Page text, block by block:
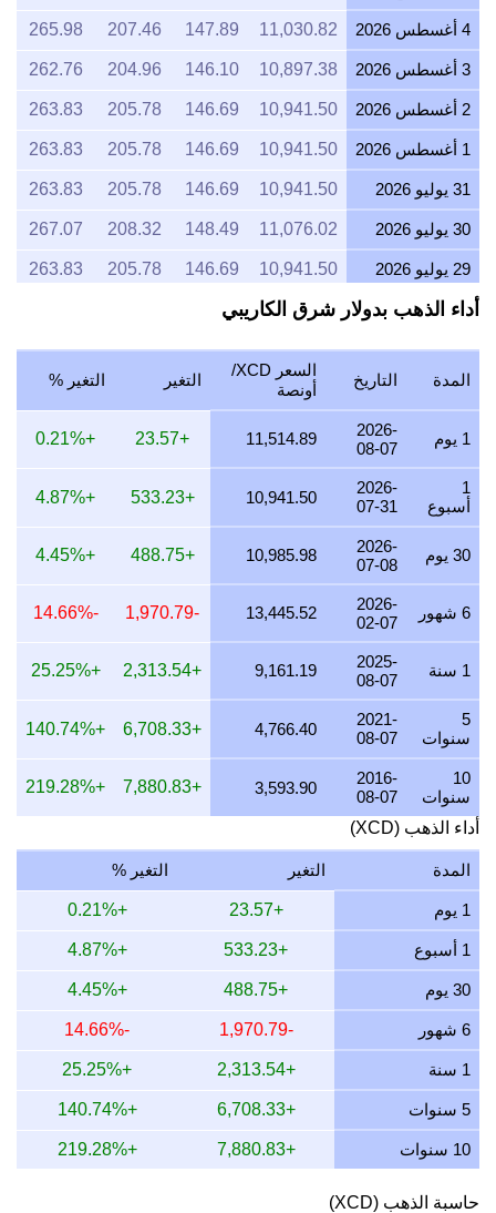
4 أغسطس 2026 11,030.82
147.89
207.46
265.98
3 أغسطس 2026 10,897.38
146.10
204.96
262.76
2 أغسطس 2026 10,941.50
146.69
205.78
263.83
1 أغسطس 2026 10,941.50
146.69
205.78
263.83
31 يوليو 2026 10,941.50
146.69
205.78
263.83
30 يوليو 2026 11,076.02
148.49
208.32
267.07
29 يوليو 2026 10,941.50
146.69
205.78
263.83
28 يوليو 2026 10,897.38
146.10
27 يوليو 2026 11,030.82
147.89
207.46
265.98
26 يوليو 2026 10,941.50
146.69
263.83
25 يوليو 2026 10,941.50
205.78
263.83
24 يوليو 2026 10,985.98
147.28
23 يوليو 2026 10,941.50
146.69
205.78
263.83
22 يوليو 2026 11,213.90
150.34
210.91
270.40
21 يوليو 2026 10,985.98
147.28
19 يوليو 2026 10,853.61
145.51
204.13
261.71
17 يوليو 2026
16 يوليو 2026 10,767.13
144.35
202.51
259.62
15 يوليو 2026
14 يوليو 2026 10,985.98
206.62
13 يوليو 2026 10,810.20
144.93
203.32
260.66
12 يوليو 2026 11,121.60
149.10
209.17
268.17
11 يوليو 2026 11,121.60
149.10
209.17
268.17
10 يوليو 2026 11,076.02
148.49
208.32
267.07
9 يوليو 2026 11,167.56
149.72
210.04
269.28
8 يوليو 2026 10,985.98
147.28
206.62
264.90
أداء الذهب بدولار شرق الكاريبي
المدة التاريخ
السعر XCD/
أونصة
التغير التغير %
1 يوم
2026-
08-07
11,514.89
+23.57
+0.21%
1
أسبوع
2026-
07-31
10,941.50
+533.23
+4.87%
30 يوم
2026-
07-08
10,985.98
+488.75
+4.45%
6 شهور
2026-
02-07
13,445.52
-1,970.79
-14.66%
1 سنة
2025-
08-07
9,161.19
+2,313.54
+25.25%
5
سنوات
2021-
08-07
4,766.40
+6,708.33
+140.74%
10
سنوات
2016-
08-07
3,593.90
+7,880.83
+219.28%
أداء الذهب (XCD)
المدة التغير التغير %
1 يوم +23.57
+0.21%
1 أسبوع +533.23
+4.87%
30 يوم +488.75
+4.45%
6 شهور -1,970.79
-14.66%
1 سنة +2,313.54
+25.25%
5 سنوات +6,708.33
+140.74%
10 سنوات +7,880.83
+219.28%
حاسبة الذهب (XCD)